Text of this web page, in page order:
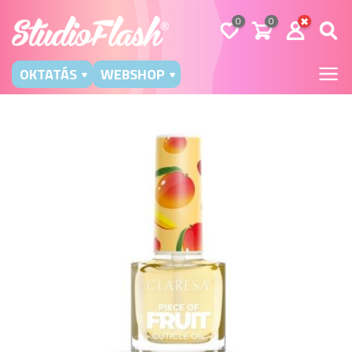
0 0
OKTATÁS WEBSHOP